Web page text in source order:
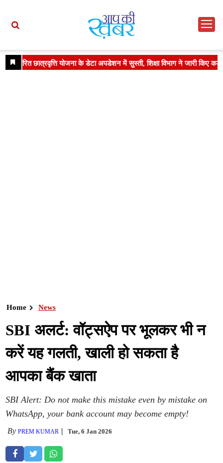
Home News
SBI अलर्ट: वॉट्सऐप पर भूलकर भी न
करें यह गलती, खाली हो सकता है
आपका बैंक खाता
SBI Alert: Do not make this mistake even by mistake on
WhatsApp, your bank account may become empty!
ByPREM KUMAR Tue, 6 Jan 2026